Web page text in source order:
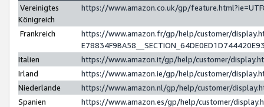
Vereinigtes
Königreich
https://www.amazon.co.uk/gp/
Frankreich
https://www.amazon.fr/gp/help/customer/
Italien
https://www.amazon.it/gp/help/customer/
Irland
https://www.amazon.ie/gp/help/customer/
Niederlande
https://www.amazon.nl/gp/help/customer/
Spanien
https://www.amazon.es/gp/help/customer/